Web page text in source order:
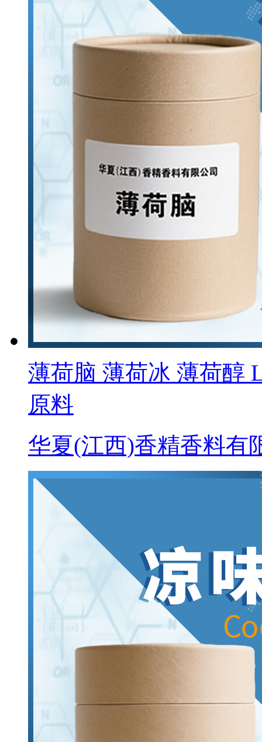
薄荷脑 薄荷冰 薄荷醇
原料
华夏(江西)香精香料有